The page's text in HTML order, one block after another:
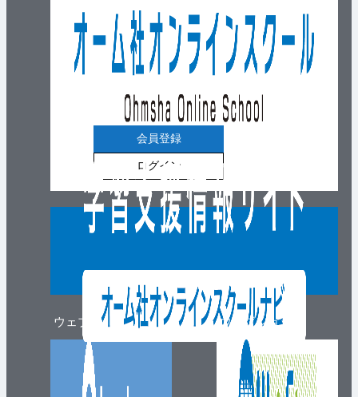
ウェブマガジン
会員登録
ログイン
ウェブショップ